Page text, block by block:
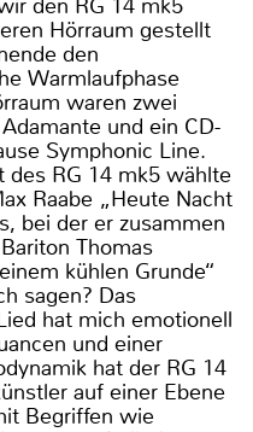
Hörraum gestellt
den
Warmlaufphase
waren zwei
und ein CD-
Symphonic Line.
des RG 14 mk5 wählte
Raabe „Heute Nacht
bei der er zusammen
Thomas
kühlen Grunde“
sagen? Das
hat mich emotionell
und einer
hat der RG 14
auf einer Ebene
Begriffen wie